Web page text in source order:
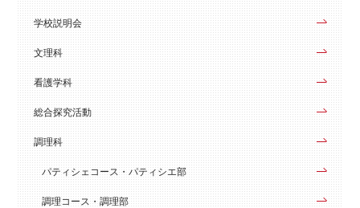
学校説明会
文理科
看護学科
総合探究活動
調理科
パティシェコース・パティシエ部
調理コース・調理部